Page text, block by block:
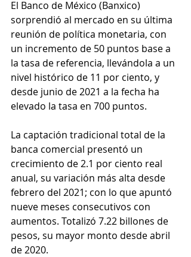
El Banco de México (Banxico)
sorprendió al mercado en su última
reunión de política monetaria, con
un incremento de 50 puntos base a
la tasa de referencia, llevándola a un
nivel histórico de 11 por ciento, y
desde junio de 2021 a la fecha ha
elevado la tasa en 700 puntos.
La captación tradicional total de la
banca comercial presentó un
crecimiento de 2.1 por ciento real
anual, su variación más alta desde
febrero del 2021; con lo que apuntó
nueve meses consecutivos con
aumentos. Totalizó 7.22 billones de
pesos, su mayor monto desde abril
de 2020.